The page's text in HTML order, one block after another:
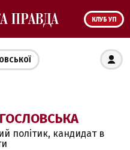
КЛУБ УП
політик, кандидат в